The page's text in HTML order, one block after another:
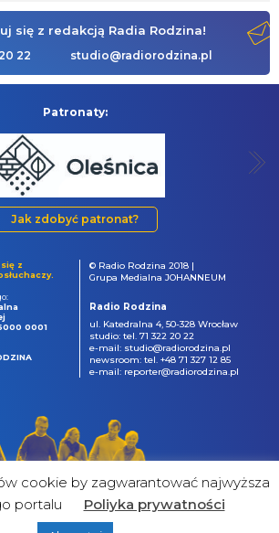
się z redakcją Radia Rodzina!
22 studio@radiorodzina.pl
Patronaty:
Jak zdobyć patronat?
z
0001
© Radio Rodzina 2018 |
Grupa Medialna JOHANNEUM
Radio Rodzina
ul. Katedralna 4, 50-328 Wrocław
studio: tel. 71 322 20 22
e-mail: studio@radiorodzina.pl
newsroom: tel. +48 71 327 12 85
e-mail: reporter@radiorodzina.pl
cookie by zagwarantować najwyższa
portalu
Poliyka prywatności